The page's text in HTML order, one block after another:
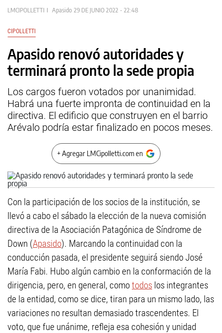
LMCIPOLLETTI Apasido 29 DE JUNIO 2022 - 22:48
CIPOLLETTI
Apasido renovó autoridades y
terminará pronto la sede propia
Los cargos fueron votados por unanimidad.
Habrá una fuerte impronta de continuidad en la
directiva. El edificio que construyen en el barrio
Arévalo podría estar finalizado en pocos meses.
+ Agregar LMCipolletti.com en
Con la participación de los socios de la institución, se
llevó a cabo el sábado la elección de la nueva comisión
directiva de la Asociación Patagónica de Síndrome de
Down (Apasido). Marcando la continuidad con la
conducción pasada, el presidente seguirá siendo José
María Fabi. Hubo algún cambio en la conformación de la
dirigencia, pero, en general, comotodos los integrantes
de la entidad, como se dice, tiran para un mismo lado, las
variaciones no resultan demasiado trascendentes. El
voto, que fue unánime, refleja esa cohesión y unidad